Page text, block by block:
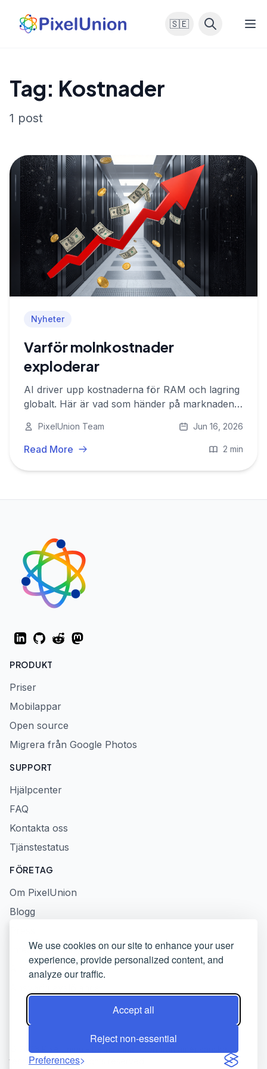
We use cookies on our site to enhance your user
experience, provide personalized content, and
analyze our traffic.
Accept all
Reject non-essential
Preferences
🇸🇪
Tag: Kostnader
1 post
Nyheter
Varför molnkostnader
exploderar
AI driver upp kostnaderna för RAM och lagring
globalt. Här är vad som händer på marknaden
molnleverantörer som PixelUnion.
PixelUnion Team Jun 16, 2026
Read More 2 min
LinkedInGitHubRedditMastodon
PRODUKT
Priser
Mobilappar
Open source
Migrera från Google Photos
SUPPORT
Hjälpcenter
FAQ
Kontakta oss
Tjänstestatus
FÖRETAG
Om PixelUnion
Blogg
Integritetspolicy
Användarvillkor
© 2026 PixelUnion - Befria dina foton från amerikanska
techplattformar. All rights reserved.